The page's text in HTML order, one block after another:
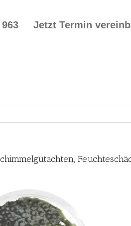
Jetzt Termin